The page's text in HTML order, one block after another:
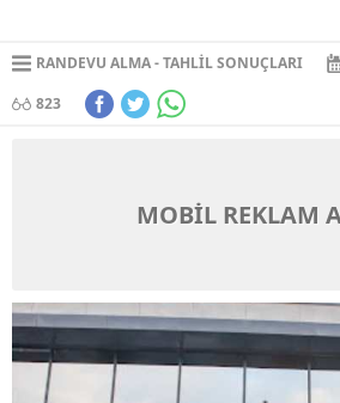
RANDEVU ALMA TAHLIL SONUÇLARI
823
MOBİL REKLAM